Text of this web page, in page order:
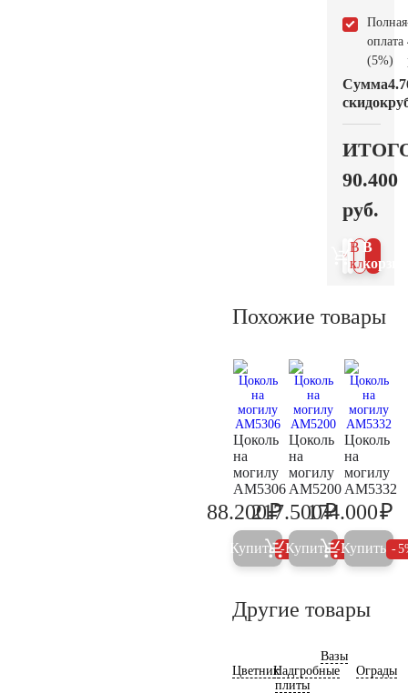
Полная
оплата
(5%)
Сумма
скидок
90.400
руб.
В
В 1
клик
Похожие товары
Цоколь
на
могилу
AM5306
92.800
88.200₽
Купить 5%
Цоколь
на
могилу
AM5200
228.900
217.500₽
Купить 5%
Цоколь
на
могилу
AM5332
174.000₽
Купить
Другие товары
ЦветникНадгробные
плиты
Вазы
Ограды